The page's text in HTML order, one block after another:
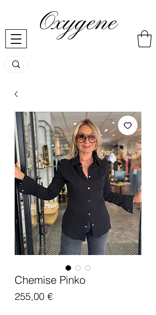
Oxygene
Chemise Pinko
255,00 €Preis